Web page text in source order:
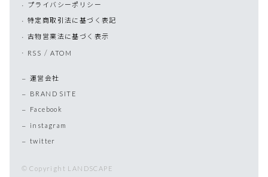
プライバシーポリシー
特定商取引法に基づく表記
古物営業法に基づく表示
RSS /ATOM
運営会社
BRAND SITE
Facebook
instagram
twitter
© Copyright LANDSCAPE